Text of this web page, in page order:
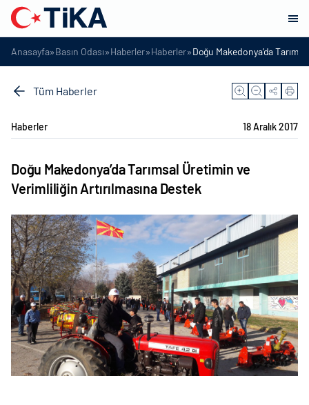
Anasayfa»Basın Odası»Haberler»Haberler»Doğu Makedonya’da
Tüm Haberler
Haberler 18 Aralık 2017
Doğu Makedonya’da Tarımsal Üretimin ve
Verimliliğin Artırılmasına Destek